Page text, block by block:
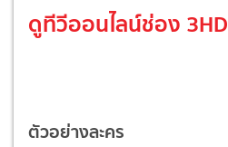
ดูทีวีออนไลน์ช่อง 3HD
ตัวอย่างละคร